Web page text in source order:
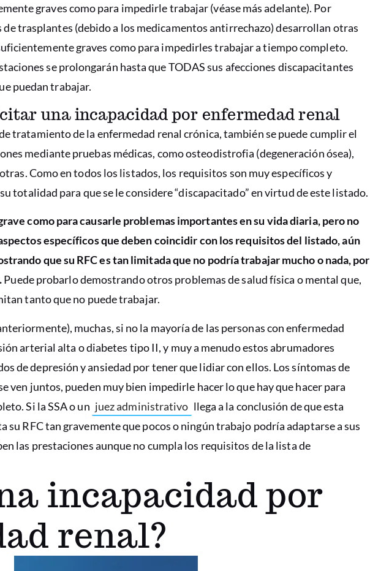
graves como para impedirle trabajar (véase más adelante). Por
trasplantes (debido a los medicamentos antirrechazo) desarrollan otras
graves como para impedirles trabajar a tiempo completo.
se prolongarán hasta que TODAS sus afecciones discapacitantes
puedan trabajar.
una incapacidad por enfermedad renal
tratamiento de la enfermedad renal crónica, también se puede cumplir el
mediante pruebas médicas, como osteodistrofia (degeneración ósea),
Como en todos los listados, los requisitos son muy específicos y
totalidad para que se le considere “discapacitado” en virtud de este listado.
como para causarle problemas importantes en su vida diaria, pero no
específicos que deben coincidir con los requisitos del listado, aún
que su RFC es tan limitada que no podría trabajar mucho o nada, por
Puede probarlo demostrando otros problemas de salud física o mental que,
tanto que no puede trabajar.
muchas, si no la mayoría de las personas con enfermedad
arterial alta o diabetes tipo II, y muy a menudo estos abrumadores
de depresión y ansiedad por tener que lidiar con ellos. Los síntomas de
ven juntos, pueden muy bien impedirle hacer lo que hay que hacer para
Si la SSA o un juez administrativo llega a la conclusión de que esta
RFC tan gravemente que pocos o ningún trabajo podría adaptarse a sus
las prestaciones aunque no cumpla los requisitos de la lista de
incapacidad por
renal?